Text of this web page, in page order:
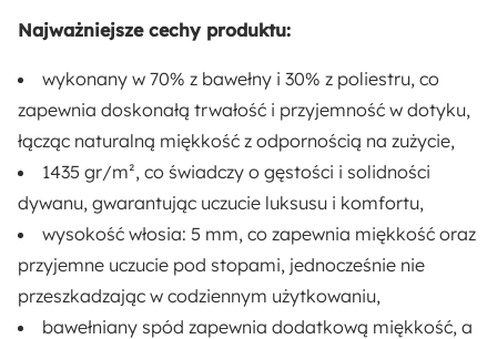
Styl:
Montaż:
Do samodzielnego montażu
Kolor:
Kremowy
Rodzaj:
Stojący
Najważniejsze cechy produktu:
wykonany w 70% z bawełny i 30% z poliestru, co
zapewnia doskonałą trwałość i przyjemność w dotyku,
łącząc naturalną miękkość z odpornością na zużycie,
1435 gr/m², co świadczy o gęstości i solidności
dywanu, gwarantując uczucie luksusu i komfortu,
wysokość włosia: 5 mm, co zapewnia miękkość oraz
przyjemne uczucie pod stopami, jednocześnie nie
przeszkadzając w codziennym użytkowaniu,
bawełniany spód zapewnia dodatkową miękkość, a